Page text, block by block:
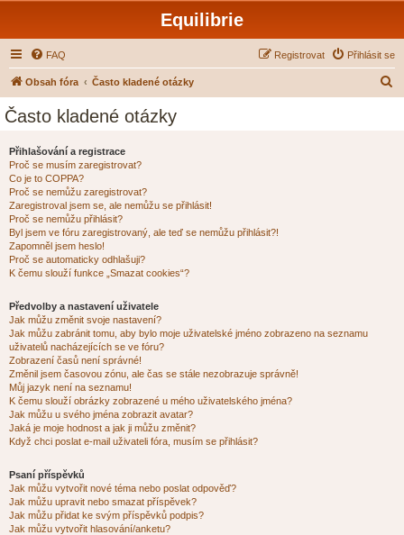
Equilibrie
FAQ Přihlásit se
Registrovat
Obsah fóra Často kladené otázky
Často kladené otázky
Přihlašování a registrace
Proč se musím zaregistrovat?
Co je to COPPA?
Proč se nemůžu zaregistrovat?
Zaregistroval jsem se, ale nemůžu se přihlásit!
Proč se nemůžu přihlásit?
Byl jsem ve fóru zaregistrovaný, ale teď se nemůžu přihlásit?!
Zapomněl jsem heslo!
Proč se automaticky odhlašuji?
K čemu slouží funkce „Smazat cookies“?
Předvolby a nastavení uživatele
Jak můžu změnit svoje nastavení?
Jak můžu zabránit tomu, aby bylo moje uživatelské jméno zobrazeno na seznamu
uživatelů nacházejících se ve fóru?
Zobrazení časů není správné!
Změnil jsem časovou zónu, ale čas se stále nezobrazuje správně!
Můj jazyk není na seznamu!
K čemu slouží obrázky zobrazené u mého uživatelského jména?
Jak můžu u svého jména zobrazit avatar?
Jaká je moje hodnost a jak ji můžu změnit?
Když chci poslat e-mail uživateli fóra, musím se přihlásit?
Psaní příspěvků
Jak můžu vytvořit nové téma nebo poslat odpověď?
Jak můžu upravit nebo smazat příspěvek?
Jak můžu přidat ke svým příspěvků podpis?
Jak můžu vytvořit hlasování/anketu?